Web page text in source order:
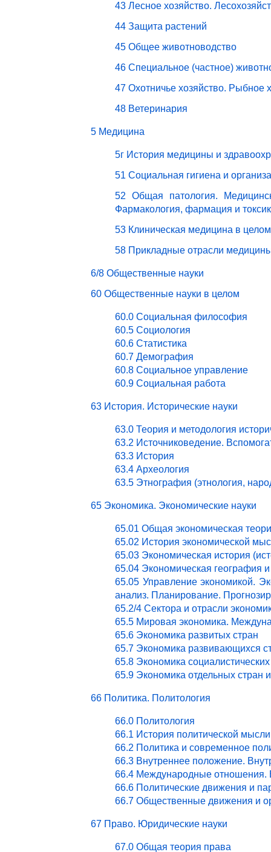
43 Лесное хозяйство.
44 Защита растений
45 Общее животноводство
46 Специальное (частное)
47 Охотничье хозяйство. Рыбное
48 Ветеринария
5 Медицина
5г История медицины и
51 Социальная гигиена и
52 Общая патология.
Фармакология, фармация и
53 Клиническая медицина в целом
58 Прикладные отрасли
6/8 Общественные науки
60 Общественные науки в целом
60.0 Социальная философия
60.5 Социология
60.6 Статистика
60.7 Демография
60.8 Социальное управление
60.9 Социальная работа
63 История. Исторические науки
63.0 Теория и методология
63.2 Источниковедение.
63.3 История
63.4 Археология
63.5 Этнография (этнология,
65 Экономика. Экономические науки
65.01 Общая экономическая
65.02 История экономической
65.03 Экономическая история
65.04 Экономическая география
65.05 Управление экономикой.
анализ. Планирование.
65.2/4 Сектора и отрасли
65.5 Мировая экономика.
65.6 Экономика развитых стран
65.7 Экономика развивающихся
65.8 Экономика
65.9 Экономика отдельных стран
66 Политика. Политология
66.0 Политология
66.1 История политической мысли
66.2 Политика и современное
66.3 Внутреннее положение.
66.4 Международные отношения.
66.6 Политические движения и
66.7 Общественные движения и
67 Право. Юридические науки
67.0 Общая теория права